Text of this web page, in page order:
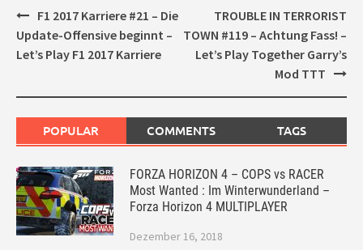
Post
navigation
F1 2017 Karriere #21 – Die
Update-Offensive beginnt –
Let’s Play F1 2017 Karriere
TROUBLE IN TERRORIST
TOWN #119 – Achtung Fass! –
Let’s Play Together Garry’s
Mod TTT
POPULAR COMMENTS TAGS
FORZA HORIZON 4 – COPS vs RACER
Most Wanted : Im Winterwunderland –
Forza Horizon 4 MULTIPLAYER
Dezember 16, 2018